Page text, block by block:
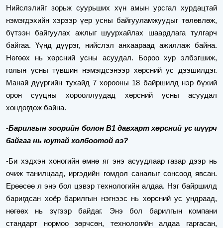
Нийслэлийг зорьж суурьших хүн амын урсгал хурдацтай
нэмэгдэхийн хэрээр үер усны байгууламжуудыг төлөвлөж,
бүтээн байгуулах ажлыг шуурхайлах шаардлага тулгарч
байгаа. Үүнд дүүрэг, нийслэл анхаараад ажиллаж байна.
Нөгөөх нь хөрсний усны асуудал. Бороо хур элбэгшиж,
голын усны түвшин нэмэгдсэнээр хөрсний ус дээшилдэг.
Манай дүүргийн тухайд 7 хорооны 18 байршилд нэр бүхий
орон сууцны хорооллуудад хөрсний усны асуудал
хөндөгдөж байна.
-Барилгын зоорийн болон В1 давхарт хөрсний ус шүүрч
байгаа нь юутай холбоотой вэ?
-Би хэдхэн хоногийн өмнө яг энэ асуудлаар газар дээр нь
очиж танилцаад, иргэдийн гомдол саналыг сонсоод явсан.
Ерөөсөө л энэ бол цэвэр технологийн алдаа. Нэг байршилд
баригдсан хоёр барилгын нэгнээс нь хөрсний ус ундраад,
нөгөөх нь зүгээр байдаг. Энэ бол барилгын компани
стандарт нормоо зөрчсөн, технологийн алдаа гаргасан,